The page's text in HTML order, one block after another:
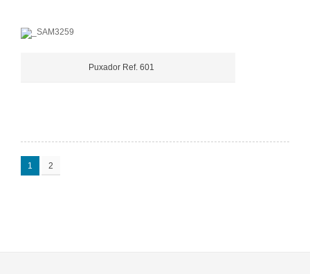
Puxador Ref. 601
1 2